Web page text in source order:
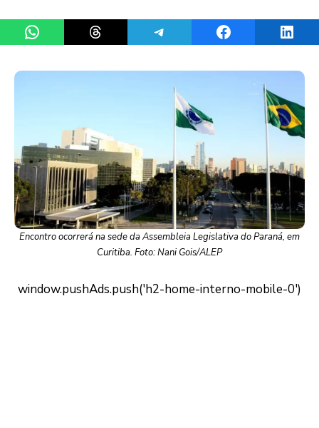
Share on WhatsAppShare on ThreadsShare on TelegramShare on Facebook
Encontro ocorrerá na sede da Assembleia Legislativa do Paraná, em
Curitiba. Foto: Nani Gois/ALEP